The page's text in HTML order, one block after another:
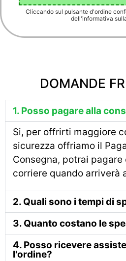
Cliccando sul pulsante d'ordine
dell'informativa
DOMANDE
1. Posso pagare alla
Si, per offrirti maggiore
sicurezza offriamo il
Consegna, potrai
corriere quando arriverà
2. Quali sono i tempi di
3. Quanto costano le
4. Posso ricevere
l'ordine?